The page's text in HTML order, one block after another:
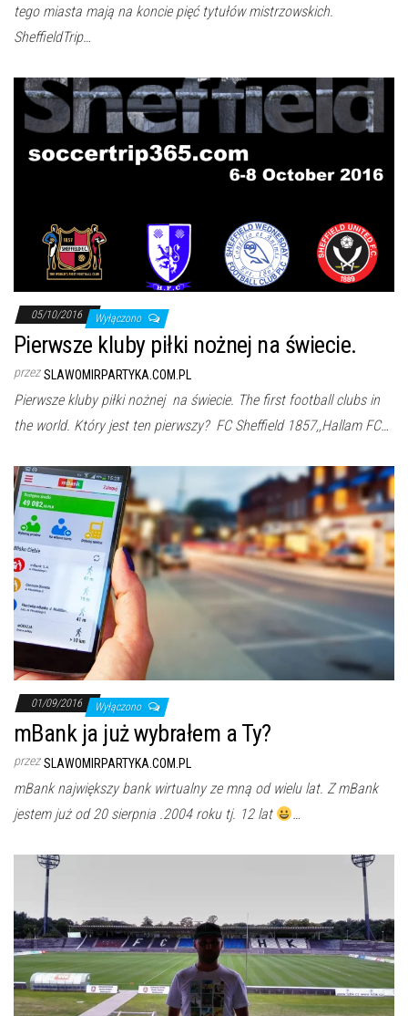
tego miasta mają na koncie pięć tytułów mistrzowskich.
SheffieldTrip…
05/10/2016 Wyłączono
Pierwsze kluby piłki nożnej na świecie.
przez SLAWOMIRPARTYKA.COM.PL
Pierwsze kluby piłki nożnej na świecie. The first football clubs in
the world. Który jest ten pierwszy? FC Sheffield 1857,,Hallam FC…
01/09/2016 Wyłączono
mBank ja już wybrałem a Ty?
przez SLAWOMIRPARTYKA.COM.PL
mBank największy bank wirtualny ze mną od wielu lat. Z mBank
jestem już od 20 sierpnia .2004 roku tj. 12 lat
…